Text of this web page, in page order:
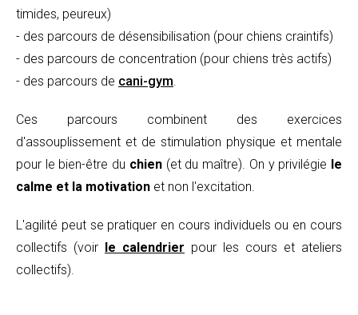
timides, peureux)
- des parcours de désensibilisation (pour chiens craintifs)
- des parcours de concentration (pour chiens très actifs)
- des parcours de cani-gym
Ces parcours combinent des exercices
d'assouplissement et de stimulation physique et mentale
pour le bien-être du chien(et du maître). On y privilégie le
calme et la motivation et non l'excitation.
L'agilité peut se pratiquer en cours individuels ou en cours
collectifs (voir le calendrier pour les cours et ateliers
collectifs).